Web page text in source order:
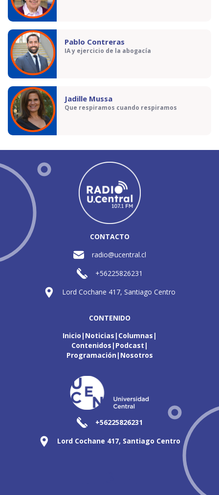
Pablo Contreras
IA y ejercicio de la abogacía
Jadille Mussa
Que respiramos cuando respiramos
CONTACTO
radio@ucentral.cl
+56225826231
Lord Cochane 417, Santiago Centro
CONTENIDO
Inicio Noticias Columnas
Contenidos Podcast
Programación Nosotros
+56225826231
Lord Cochane 417, Santiago Centro